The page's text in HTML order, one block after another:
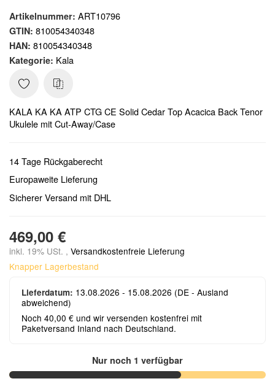
Artikelnummer: ART10796
GTIN: 810054340348
HAN: 810054340348
Kategorie: Kala
KALA KA KA ATP CTG CE Solid Cedar Top Acacica Back Tenor
Ukulele mit Cut-Away/Case
14 Tage Rückgaberecht
Europaweite Lieferung
Sicherer Versand mit DHL
469,00 €
inkl. 19% USt. , Versandkostenfreie Lieferung
Knapper Lagerbestand
Lieferdatum: 13.08.2026 - 15.08.2026 (DE - Ausland
abweichend)
Noch 40,00 € und wir versenden kostenfrei mit
Paketversand Inland nach Deutschland.
Nur noch 1 verfügbar